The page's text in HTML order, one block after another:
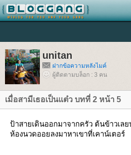
unitan
ฝากข้อความหลังไมค์
ผู้ติดตามบล็อก : 3 คน
เมื่อสามีเธอเป็นแต๋ว บทที่ 2 หน้า 5
ป้าสายเดินออกมาจากครัว ต้นข้าวเล
ห้องนวดออยลงมาหาเขาที่เคาน์เตอร์